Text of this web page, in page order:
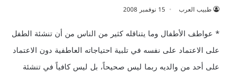
طبيب العرب 15 نوفمبر 2008
* عواطف الأطفال وما يتناقله كثير من الناس من أن تنشئة الطفل
على الاعتماد على نفسه في تلبية احتياجاته العاطفية دون الاعتماد
على أحد من والديه ربما ليس صحيحاً، بل ليس كافياً في تنشئة